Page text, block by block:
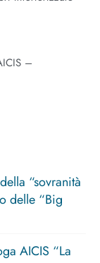
–
“sovranità
delle “Big
AICIS “La